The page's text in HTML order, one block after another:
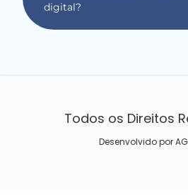
digital?
Todos os Direitos
Desenvolvido por